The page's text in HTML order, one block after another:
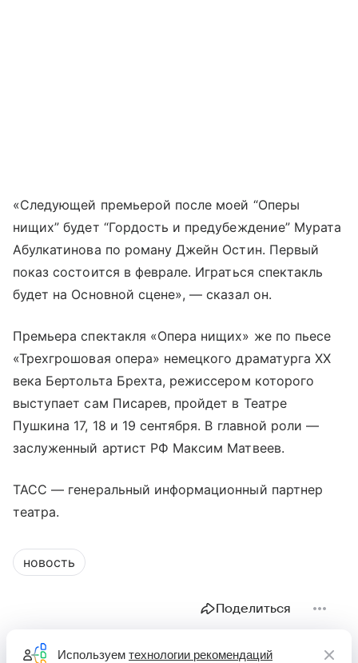
«Следующей премьерой после моей “Оперы
нищих” будет “Гордость и предубеждение” Мурата
Абулкатинова по роману Джейн Остин. Первый
показ состоится в феврале. Играться спектакль
будет на Основной сцене», — сказал он.
Премьера спектакля «Опера нищих» же по пьесе
«Трехгрошовая опера» немецкого драматурга XX
века Бертольта Брехта, режиссером которого
выступает сам Писарев, пройдет в Театре
Пушкина 17, 18 и 19 сентября. В главной роли —
заслуженный артист РФ Максим Матвеев.
ТАСС — генеральный информационный партнер
театра.
новость
Поделиться
Используем технологии рекомендаций